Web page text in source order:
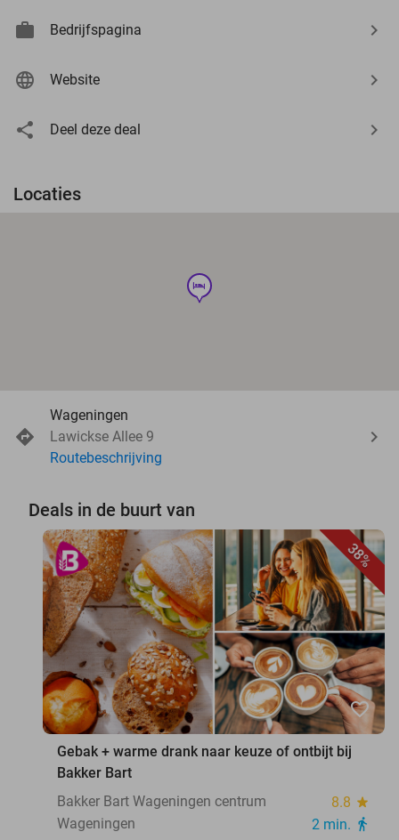
Bedrijfspagina
Website
Deel deze deal
Locaties
hotel
Wageningen
Lawickse Allee 9
Routebeschrijving
Deals in de buurt van
38%
favorite_border
Gebak + warme drank naar keuze of ontbijt bij
Bakker Bart
Bakker Bart Wageningen centrum
8.8 star
Wageningen 2 min. directions_walk